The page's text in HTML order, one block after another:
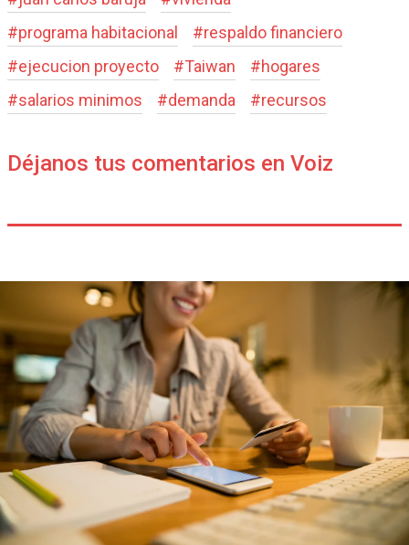
#programa habitacional #respaldo financiero
#ejecucion proyecto #Taiwan #hogares
#salarios minimos #demanda #recursos
Déjanos tus comentarios en Voiz